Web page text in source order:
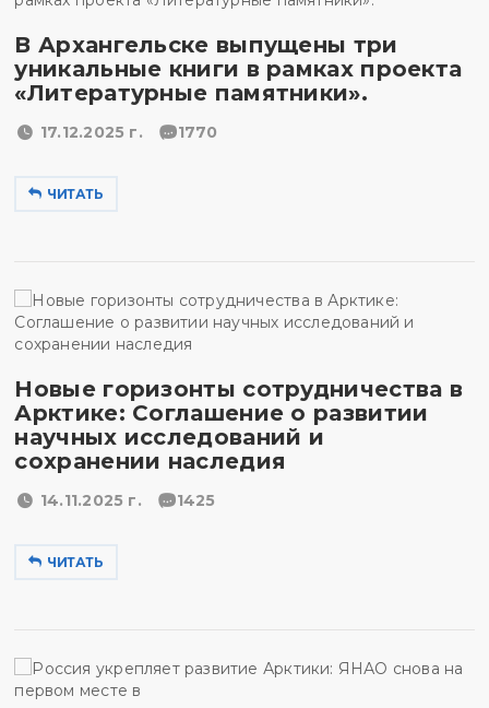
В Архангельске выпущены три
уникальные книги в рамках проекта
«Литературные памятники».
17.12.2025 г. 1770
ЧИТАТЬ
Новые горизонты сотрудничества в
Арктике: Соглашение о развитии
научных исследований и
сохранении наследия
14.11.2025 г. 1425
ЧИТАТЬ